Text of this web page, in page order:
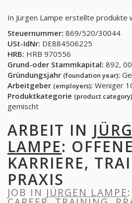
In Jürgen Lampe erstellte produkte
Steuernummer: 869/520/30044
USt-IdNr: DE884506225
HRB: HRB 970556
Grund-oder Stammkapital: 892,
Gründungsjahr (foundation year):
Arbeitgeber (employers): Weniger
Produktkategorie (product category)
gemischt
ARBEIT IN
LAMPE:
KARRIERE,
PRAXIS
JOB IN JÜRGEN LAMPE